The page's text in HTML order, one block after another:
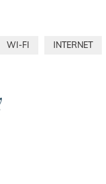
WI-FI INTERNET